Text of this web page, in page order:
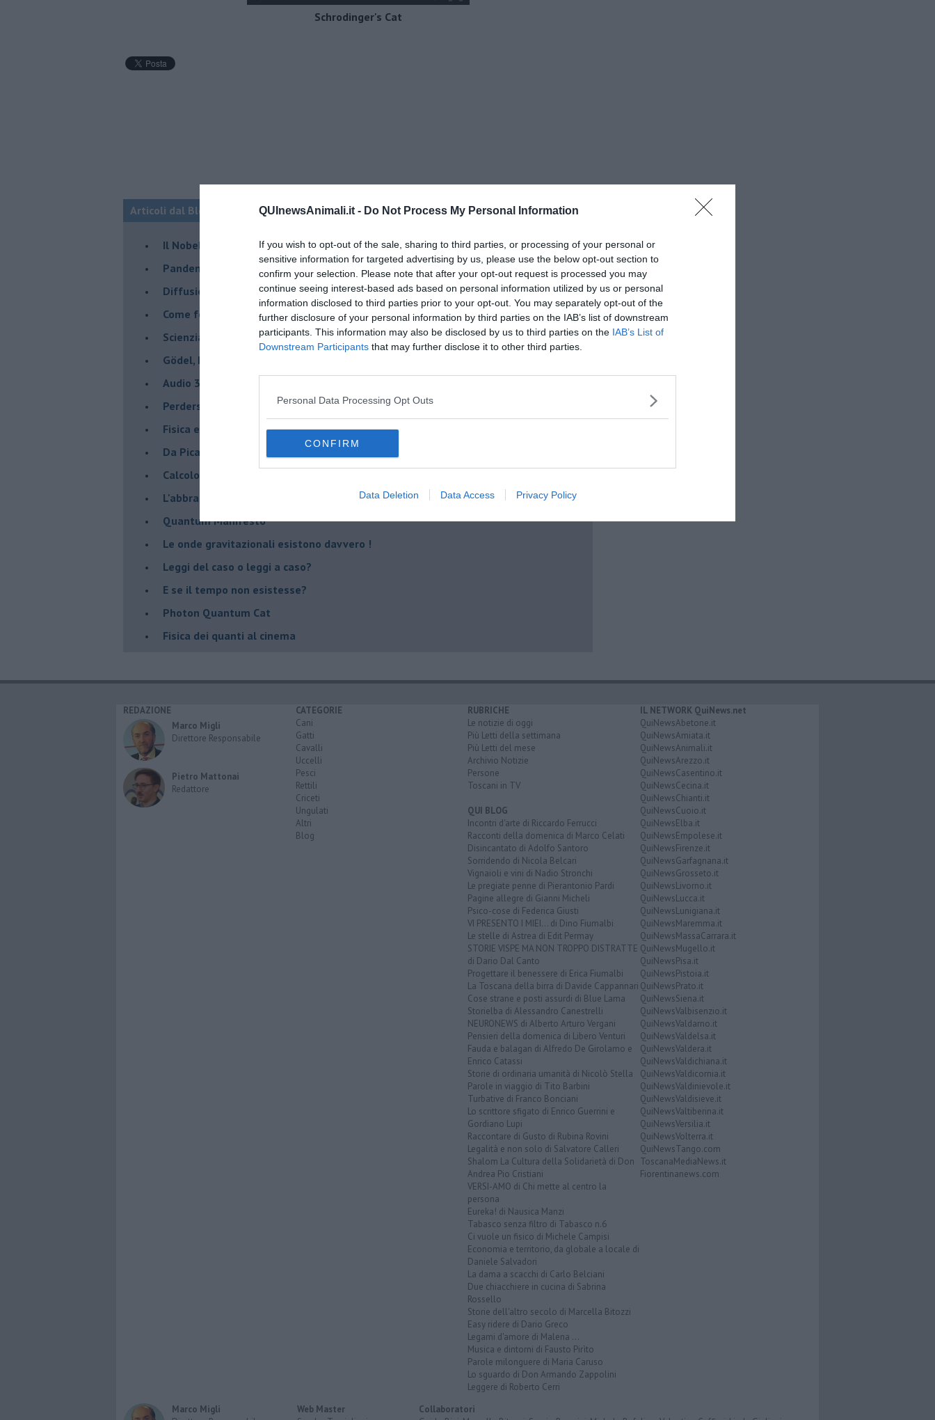
QUInewsAnimali.it - Do Not Process My Personal Information
If you wish to opt-out of the sale, sharing to third parties, or processing of your personal or
sensitive information for targeted advertising by us, please use the below opt-out section to
confirm your selection. Please note that after your opt-out request is processed you may
continue seeing interest-based ads based on personal information utilized by us or personal
information disclosed to third parties prior to your opt-out. You may separately opt-out of the
further disclosure of your personal information by third parties on the IAB’s list of downstream
participants. This information may also be disclosed by us to third parties on the IAB’s List of
Downstream Participants that may further disclose it to other third parties.
Personal Data Processing Opt Outs
CONFIRM
Data Deletion Data Access Privacy Policy
Schrodinger's Cat
Articoli dal Blog “Ci vuole un fisico” di Michele Campisi
Il Nobel a Parisi e la fisica dei sistemi complessi
Pandemia, teoria e pratica dell’informazione
​Diffusione del Covid-19: cosa conta davvero
Come fotografare un buco nero
Scienziati da bar
Gödel, Escher, Bach. Un'eterna Ghirlanda Brillant
Audio 3D
Perdersi e ritrovarsi in un quadro di Escher
​Fisica e Topologia
Da Picasso alle previsioni del tempo
​Calcolo quantistico, ci prova anche Google
​L'abbraccio di Venere
​Quantum Manifesto
Le onde gravitazionali esistono davvero !
Leggi del caso o leggi a caso?
E se il tempo non esistesse?
Photon Quantum Cat
Fisica dei quanti al cinema
REDAZIONE
Marco Migli
Direttore Responsabile
Pietro Mattonai
Redattore
CATEGORIE
Cani
Gatti
Cavalli
Uccelli
Pesci
Rettili
Criceti
Ungulati
Altri
Blog
RUBRICHE
Le notizie di oggi
Più Letti della settimana
Più Letti del mese
Archivio Notizie
Persone
Toscani in TV
QUI BLOG
Incontri d'arte di Riccardo Ferrucci
Racconti della domenica di Marco Celati
Disincantato di Adolfo Santoro
Sorridendo di Nicola Belcari
Vignaioli e vini di Nadio Stronchi
Le pregiate penne di Pierantonio Pardi
Pagine allegre di Gianni Micheli
Psico-cose di Federica Giusti
VI PRESENTO I MIEI... di Dino Fiumalbi
Le stelle di Astrea di Edit Permay
STORIE VISPE MA NON TROPPO DISTRATTE
di Dario Dal Canto
Progettare il benessere di Erica Fiumalbi
La Toscana della birra di Davide Cappannari
Cose strane e posti assurdi di Blue Lama
Storielba di Alessandro Canestrelli
NEURONEWS di Alberto Arturo Vergani
Pensieri della domenica di Libero Venturi
Fauda e balagan di Alfredo De Girolamo e
Enrico Catassi
Storie di ordinaria umanità di Nicolò Stella
Parole in viaggio di Tito Barbini
Turbative di Franco Bonciani
Lo scrittore sfigato di Enrico Guerrini e
Gordiano Lupi
Raccontare di Gusto di Rubina Rovini
Legalità e non solo di Salvatore Calleri
Shalom La Cultura della Solidarietà di Don
Andrea Pio Cristiani
VERSI-AMO di Chi mette al centro la
persona
Eureka! di Nausica Manzi
Tabasco senza filtro di Tabasco n.6
Ci vuole un fisico di Michele Campisi
Economia e territorio, da globale a locale di
Daniele Salvadori
La dama a scacchi di Carlo Belciani
Due chiacchiere in cucina di Sabrina
Rossello
Storie dell'altro secolo di Marcella Bitozzi
Easy ridere di Dario Greco
Legami d'amore di Malena ...
Musica e dintorni di Fausto Pirìto
Parole milonguere di Maria Caruso
Lo sguardo di Don Armando Zappolini
Leggere di Roberto Cerri
IL NETWORK QuiNews.net
QuiNewsAbetone.it
QuiNewsAmiata.it
QuiNewsAnimali.it
QuiNewsArezzo.it
QuiNewsCasentino.it
QuiNewsCecina.it
QuiNewsChianti.it
QuiNewsCuoio.it
QuiNewsElba.it
QuiNewsEmpolese.it
QuiNewsFirenze.it
QuiNewsGarfagnana.it
QuiNewsGrosseto.it
QuiNewsLivorno.it
QuiNewsLucca.it
QuiNewsLunigiana.it
QuiNewsMaremma.it
QuiNewsMassaCarrara.it
QuiNewsMugello.it
QuiNewsPisa.it
QuiNewsPistoia.it
QuiNewsPrato.it
QuiNewsSiena.it
QuiNewsValbisenzio.it
QuiNewsValdarno.it
QuiNewsValdelsa.it
QuiNewsValdera.it
QuiNewsValdichiana.it
QuiNewsValdicornia.it
QuiNewsValdinievole.it
QuiNewsValdisieve.it
QuiNewsValtiberina.it
QuiNewsVersilia.it
QuiNewsVolterra.it
QuiNewsTango.com
ToscanaMediaNews.it
Fiorentinanews.com
Marco Migli
Web Master
Collaboratori